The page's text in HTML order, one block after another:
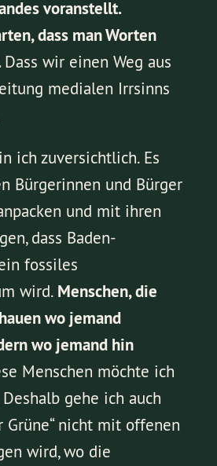
voranstellt.
dass man Worten
Dass wir einen Weg aus
medialen Irrsinns
ich zuversichtlich. Es
Bürgerinnen und Bürger
und mit ihren
dass Baden-
fossiles
wird. Menschen, die
wo jemand
wo jemand hin
Menschen möchte ich
gehe ich auch
Grüne“ nicht mit offenen
wird, wo die